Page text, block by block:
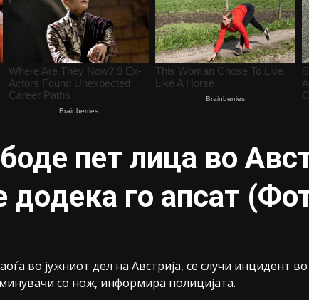
пет лица во
го апсат
во јужниот дел на Австрија, се случи инцидент
со нож, информира полицијата.